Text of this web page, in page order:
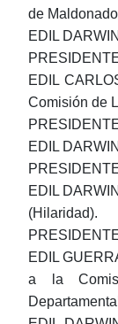
de
EDIL
EDIL
Comisión de
EDIL
EDIL
(Hilaridad).
EDIL
a la